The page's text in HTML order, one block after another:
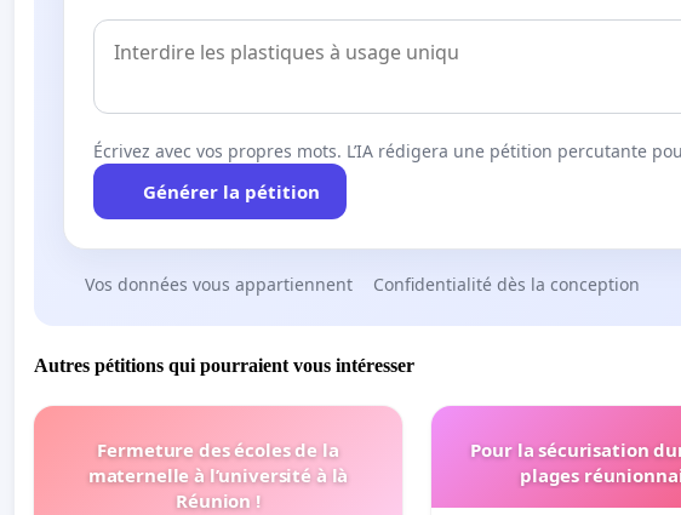
Écrivez avec vos propres mots. L’IA rédigera une pétition percutante
Générer la pétition
Vos données vous appartiennent Confidentialité dès la conception
Autres pétitions qui pourraient vous intéresser
Fermeture des écoles de la
maternelle à l’université à là
Réunion !
Pour la sécurisation
plages